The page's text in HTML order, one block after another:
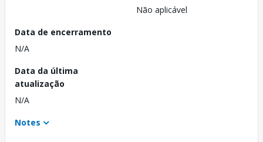
Não aplicável
Data de encerramento
N/A
Data da última
atualização
N/A
Notes